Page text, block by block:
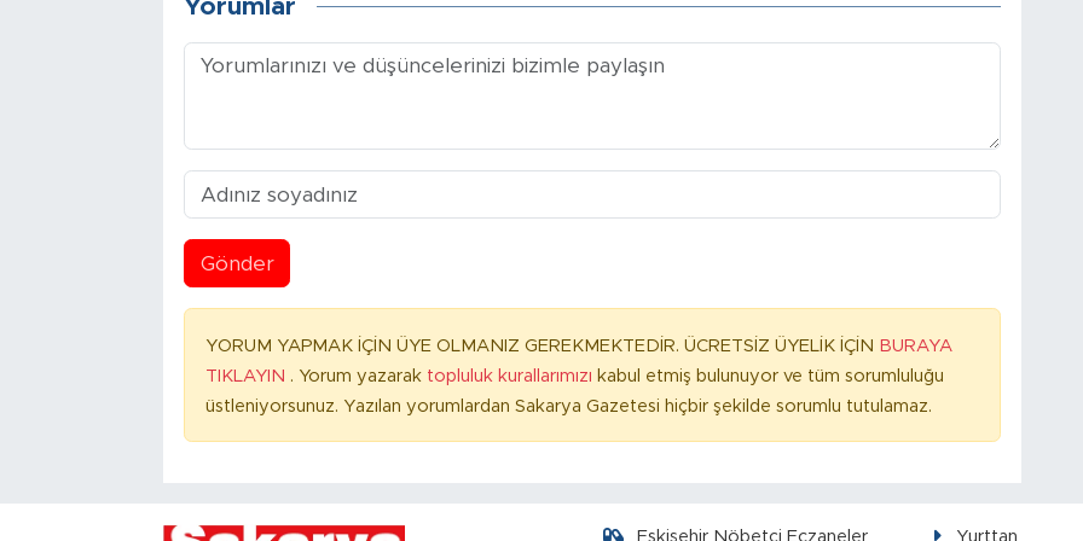
Yorumlar
Gönder
YORUM YAPMAK İÇİN ÜYE OLMANIZ GEREKMEKTEDİR. ÜCRETSİZ ÜYELİK İÇİN BURAYA
TIKLAYIN . Yorum yazarak topluluk kurallarımızı kabul etmiş bulunuyor ve tüm sorumluluğu
üstleniyorsunuz. Yazılan yorumlardan Sakarya Gazetesi hiçbir şekilde sorumlu tutulamaz.
Eskişehir Nöbetçi Eczaneler Yurttan